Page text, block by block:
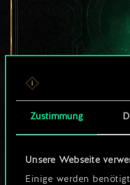
Zustimmung
Unsere Webseite
Einige werden
Bis jetzt